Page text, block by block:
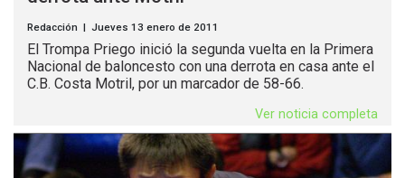
Redacción | Jueves 13 enero de 2011
El Trompa Priego inició la segunda vuelta en la Primera
Nacional de baloncesto con una derrota en casa ante el
C.B. Costa Motril, por un marcador de 58-66.
Ver noticia completa